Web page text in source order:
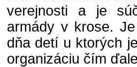
verejnosti a je
armády v krose.
dňa detí u ktorých
organizáciu čím